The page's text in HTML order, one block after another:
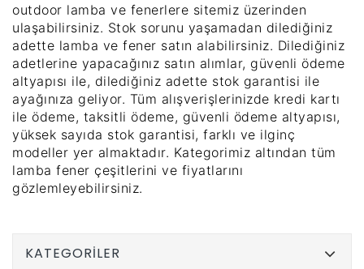
outdoor lamba ve fenerlere sitemiz üzerinden
ulaşabilirsiniz. Stok sorunu yaşamadan dilediğiniz
adette lamba ve fener satın alabilirsiniz. Dilediğiniz
adetlerine yapacağınız satın alımlar, güvenli ödeme
altyapısı ile, dilediğiniz adette stok garantisi ile
ayağınıza geliyor. Tüm alışverişlerinizde kredi kartı
ile ödeme, taksitli ödeme, güvenli ödeme altyapısı,
yüksek sayıda stok garantisi, farklı ve ilginç
modeller yer almaktadır. Kategorimiz altından tüm
lamba fener çeşitlerini ve fiyatlarını
gözlemleyebilirsiniz.
KATEGORILER